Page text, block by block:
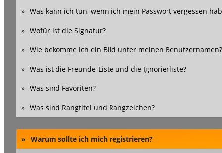
» Was kann ich tun, wenn ich mein Passwort vergessen
» Wofür ist die Signatur?
» Wie bekomme ich ein Bild unter meinen Benutzernamen?
» Was ist die Freunde-Liste und die Ignorierliste?
» Was sind Favoriten?
» Was sind Rangtitel und Rangzeichen?
» Warum sollte ich mich registrieren?